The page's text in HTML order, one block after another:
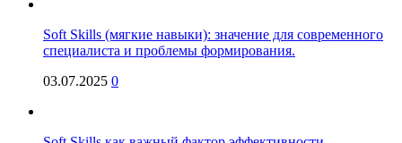
Soft Skills (мягкие навыки): значение для современного
специалиста и проблемы формирования.
03.07.2025 0